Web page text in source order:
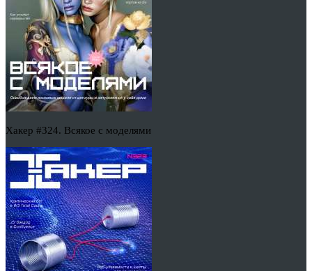
Хакер #324. Всякое с моделями